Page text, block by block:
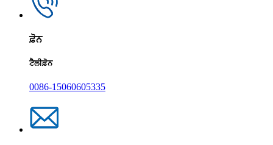
ਫ਼ੋਨ
ਟੈਲੀਫ਼ੋਨ
0086-15060605335